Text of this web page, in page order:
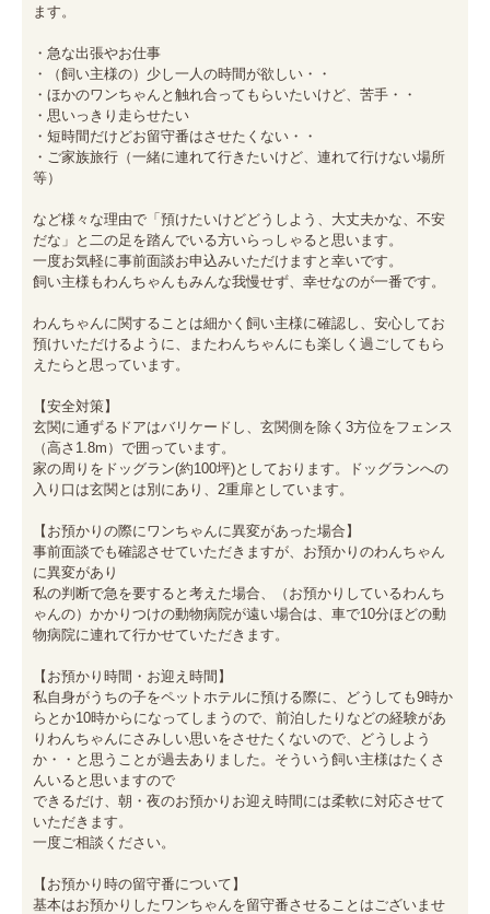
ます。
・急な出張やお仕事
・（飼い主様の）少し一人の時間が欲しい・・
・ほかのワンちゃんと触れ合ってもらいたいけど、苦手・・
・思いっきり走らせたい
・短時間だけどお留守番はさせたくない・・
・ご家族旅行（一緒に連れて行きたいけど、連れて行けない場所
等）
など様々な理由で「預けたいけどどうしよう、大丈夫かな、不安
だな」と二の足を踏んでいる方いらっしゃると思います。
一度お気軽に事前面談お申込みいただけますと幸いです。
飼い主様もわんちゃんもみんな我慢せず、幸せなのが一番です。
わんちゃんに関することは細かく飼い主様に確認し、安心してお
預けいただけるように、またわんちゃんにも楽しく過ごしてもら
えたらと思っています。
【安全対策】
玄関に通ずるドアはバリケードし、玄関側を除く3方位をフェンス
（高さ1.8m）で囲っています。
家の周りをドッグラン(約100坪)としております。ドッグランへの
入り口は玄関とは別にあり、2重扉としています。
【お預かりの際にワンちゃんに異変があった場合】
事前面談でも確認させていただきますが、お預かりのわんちゃん
に異変があり
私の判断で急を要すると考えた場合、（お預かりしているわんち
ゃんの）かかりつけの動物病院が遠い場合は、車で10分ほどの動
物病院に連れて行かせていただきます。
【お預かり時間・お迎え時間】
私自身がうちの子をペットホテルに預ける際に、どうしても9時か
らとか10時からになってしまうので、前泊したりなどの経験があ
りわんちゃんにさみしい思いをさせたくないので、どうしよう
か・・と思うことが過去ありました。そういう飼い主様はたくさ
んいると思いますので
できるだけ、朝・夜のお預かりお迎え時間には柔軟に対応させて
いただきます。
一度ご相談ください。
【お預かり時の留守番について】
基本はお預かりしたワンちゃんを留守番させることはございませ